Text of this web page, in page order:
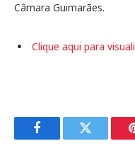
Câmara Guimarães.
Clique aqui para
FacebookTwitter